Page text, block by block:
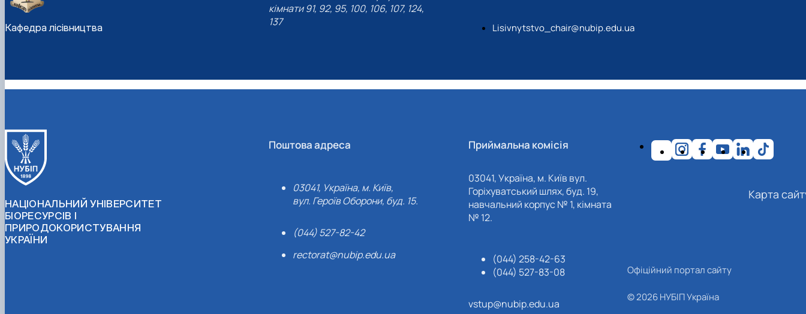
Кафедра лісівництва
кімнати 91, 92, 95, 100, 106, 107, 124,
137
Lisivnytstvo_chair@nubip.edu.ua
НАЦІОНАЛЬНИЙ УНІВЕРСИТЕТ
БІОРЕСУРСІВ І
ПРИРОДОКОРИСТУВАННЯ
УКРАЇНИ
Поштова адреса
03041, Україна, м. Київ,
вул. Героїв Оборони, буд. 15.
(044) 527-82-42
rectorat@nubip.edu.ua
Приймальна комісія
03041, Україна, м. Київ вул.
Горіхуватський шлях, буд. 19,
навчальний корпус № 1, кімната
№ 12.
(044) 258-42-63
(044) 527-83-08
vstup@nubip.edu.ua
Карта
Офіційний портал сайту
© 2026 НУБІП Україна